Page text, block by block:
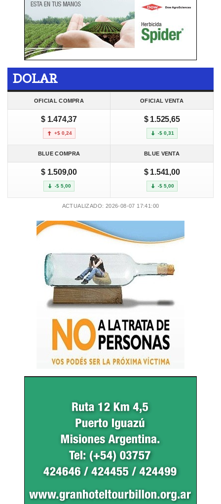
DOLAR
OFICIAL COMPRA OFICIAL VENTA
$ 1.474,37
+$ 0,24
$ 1.525,65
-$ 0,31
BLUE COMPRA BLUE VENTA
$ 1.509,00
-$ 5,00
$ 1.541,00
-$ 5,00
ACTUALIZADO: 2026-08-07 17:41:00